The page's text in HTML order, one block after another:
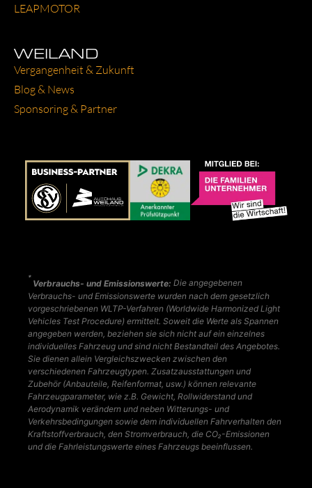
LEAP­MO­TOR
WEILAND
Ver­gan­gen­heit & Zukunft
Blog & News
Spon­so­ring & Part­ner
*
Verbrauchs- und Emissionswerte: Die angegebenen
Verbrauchs- und Emissionswerte wurden nach dem gesetzlich
vorgeschriebenen WLTP-Verfahren (Worldwide Harmonized Light
Vehicles Test Procedure) ermittelt. Soweit die Werte als Spannen
angegeben werden, beziehen sie sich nicht auf ein einzelnes
individuelles Fahrzeug und sind nicht Bestandteil des Angebotes.
Sie dienen allein Vergleichszwecken zwischen den
verschiedenen Fahrzeugtypen. Zusatzausstattungen und
Zubehör (Anbauteile, Reifenformat, usw.) können relevante
Fahrzeugparameter, wie z.B. Gewicht, Rollwiderstand und
Aerodynamik verändern und neben Witterungs- und
Verkehrsbedingungen sowie dem individuellen Fahrverhalten den
Kraftstoffverbrauch, den Stromverbrauch, die CO₂-Emissionen
und die Fahrleistungswerte eines Fahrzeugs beeinflussen.